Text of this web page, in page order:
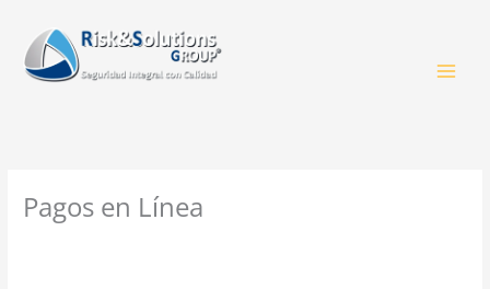
contenido
Pagos en Línea